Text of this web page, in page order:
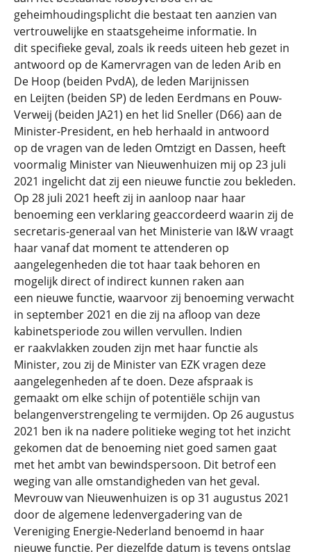
geheimhoudingsplicht die bestaat ten aanzien van
vertrouwelijke en staatsgeheime informatie. In
dit specifieke geval, zoals ik reeds uiteen heb gezet in
antwoord op de Kamervragen van de leden Arib en
De Hoop (beiden PvdA), de leden Marijnissen
en Leijten (beiden SP) de leden Eerdmans en Pouw-
Verweij (beiden JA21) en het lid Sneller (D66) aan de
Minister-President, en heb herhaald in antwoord
op de vragen van de leden Omtzigt en Dassen, heeft
voormalig Minister van Nieuwenhuizen mij op 23 juli
2021 ingelicht dat zij een nieuwe functie zou bekleden.
Op 28 juli 2021 heeft zij in aanloop naar haar
benoeming een verklaring geaccordeerd waarin zij de
secretaris-generaal van het Ministerie van I&W vraagt
haar vanaf dat moment te attenderen op
aangelegenheden die tot haar taak behoren en
mogelijk direct of indirect kunnen raken aan
een nieuwe functie, waarvoor zij benoeming verwacht
in september 2021 en die zij na afloop van deze
kabinetsperiode zou willen vervullen. Indien
er raakvlakken zouden zijn met haar functie als
Minister, zou zij de Minister van EZK vragen deze
aangelegenheden af te doen. Deze afspraak is
gemaakt om elke schijn of potentiële schijn van
belangenverstrengeling te vermijden. Op 26 augustus
2021 ben ik na nadere politieke weging tot het inzicht
gekomen dat de benoeming niet goed samen gaat
met het ambt van bewindspersoon. Dit betrof een
weging van alle omstandigheden van het geval.
Mevrouw van Nieuwenhuizen is op 31 augustus 2021
door de algemene ledenvergadering van de
Vereniging Energie-Nederland benoemd in haar
nieuwe functie. Per diezelfde datum is tevens ontslag